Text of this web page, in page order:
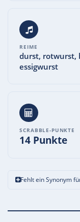
REIME
durst, rotwurst,
essigwurst
SCRABBLE-PUNKTE
14 Punkte
Fehlt ein Synonym